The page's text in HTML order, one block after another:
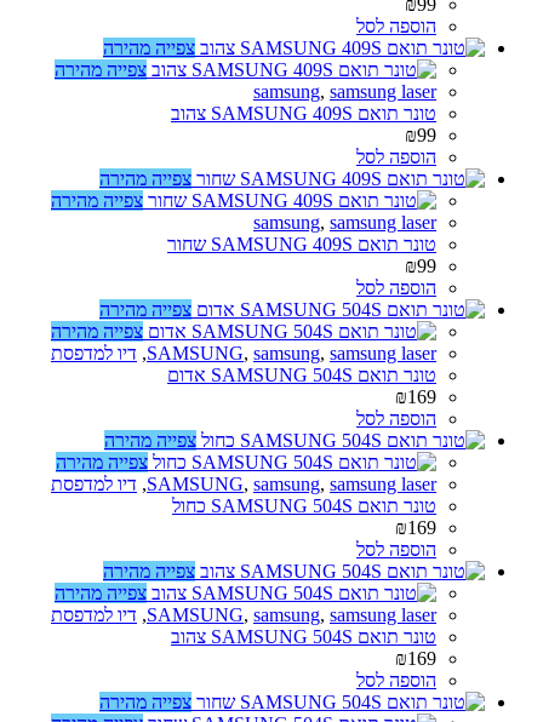
הוספה לסל
צפייה מהירה
צפייה מהירה
samsung, samsung laser
טונר תואם SAMSUNG 409S צהוב
₪99
הוספה לסל
צפייה מהירה
צפייה מהירה
samsung, samsung laser
טונר תואם SAMSUNG 409S שחור
₪99
הוספה לסל
צפייה מהירה
צפייה מהירה
SAMSUNG, samsung, samsung laser
, דיו למדפסת
טונר תואם SAMSUNG 504S אדום
₪169
הוספה לסל
צפייה מהירה
צפייה מהירה
SAMSUNG, samsung, samsung laser
, דיו למדפסת
טונר תואם SAMSUNG 504S כחול
₪169
הוספה לסל
צפייה מהירה
צפייה מהירה
SAMSUNG, samsung, samsung laser
, דיו למדפסת
טונר תואם SAMSUNG 504S צהוב
₪169
הוספה לסל
צפייה מהירה